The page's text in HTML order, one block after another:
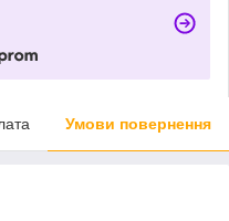
Умови повернення